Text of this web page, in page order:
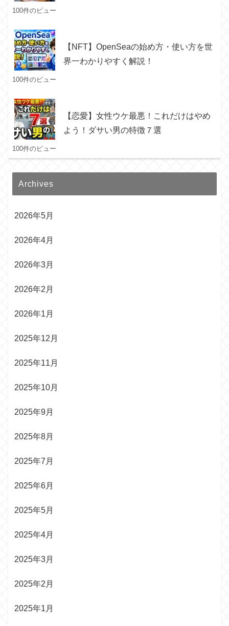
100件のビュー
【NFT】OpenSeaの始め方・使い方を世
界一わかりやすく解説！
100件のビュー
【恋愛】女性ウケ最悪！これだけはやめ
よう！ダサい男の特徴７選
100件のビュー
Archives
2026年5月
2026年4月
2026年3月
2026年2月
2026年1月
2025年12月
2025年11月
2025年10月
2025年9月
2025年8月
2025年7月
2025年6月
2025年5月
2025年4月
2025年3月
2025年2月
2025年1月